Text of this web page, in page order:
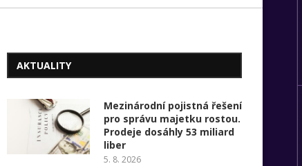
AKTUALITY
Mezinárodní pojistná řešení
pro správu majetku rostou.
Prodeje dosáhly 53 miliard
liber
5. 8. 2026